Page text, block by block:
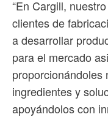
“En Cargill,
clientes de
a desarrollar
para el mercado
proporcionándoles
ingredientes y
apoyándolos con